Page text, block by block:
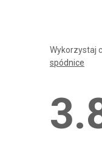
Wykorzystaj
spódnice